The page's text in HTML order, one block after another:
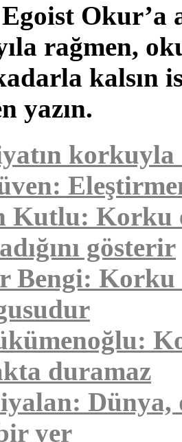
Egoist
rağmen,
kalsın
yazın.
korkuyla
Korku
gösterir
Bengi: Korku
duramaz
Dünya,
yer